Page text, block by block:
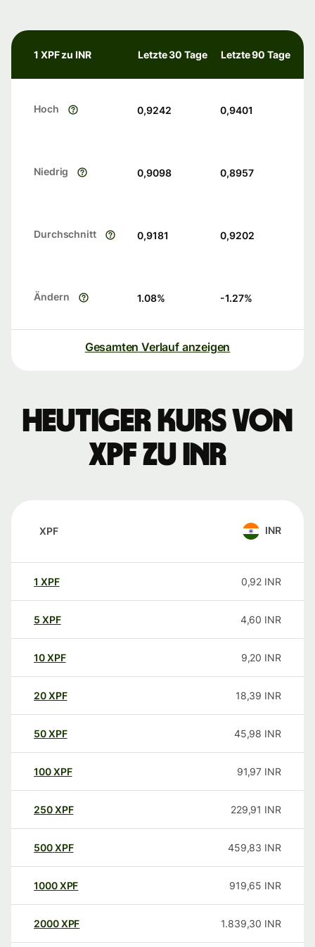
1 XPF zu INR Letzte 30 Tage Letzte 90 Tage
Hoch 0,9242 0,9401
Niedrig 0,9098 0,8957
Durchschnitt 0,9181 0,9202
Ändern 1.08% -1.27%
Gesamten Verlauf anzeigen
Heutiger Kurs von
XPF zu INR
XPF INR
1 XPF 0,92 INR
5 XPF 4,60 INR
10XPF 9,20 INR
20XPF 18,39 INR
50XPF 45,98 INR
100XPF 91,97 INR
250XPF 229,91 INR
500XPF 459,83 INR
1000XPF 919,65 INR
2000XPF 1.839,30 INR